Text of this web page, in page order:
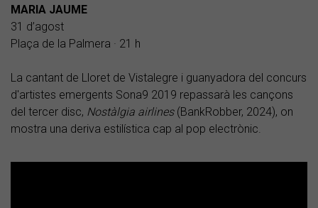
MARIA JAUME
31 d’agost
Plaça de la Palmera · 21 h
La cantant de Lloret de Vistalegre i guanyadora del concurs
d'artistes emergents Sona9 2019 repassarà les cançons
del tercer disc, Nostàlgia airlines (BankRobber, 2024), on
mostra una deriva estilística cap al pop electrònic.